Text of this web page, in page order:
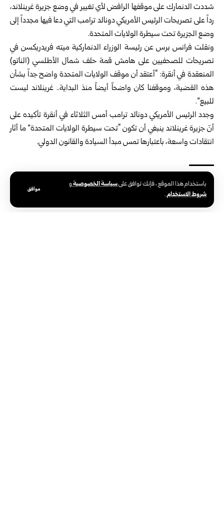
باستخدام هذا الموقع ، فإنك توافق علىسياسة الخصوصيةو
شروط الاستخدام.
موافق
شددت الدنمارك على موقفها الرافض لأي تغيير في وضع جزيرة غرينلاند،
رداً على تصريحات الرئيس الأمريكي دونالد ترامب التي دعا فيها مجدداً إلى
وضع الجزيرة تحت سيطرة الولايات المتحدة.
ونقلت فرانس برس عن رئيسة الوزراء الدنماركية ميته فريدريكسن في
تصريحات للصحفيين على هامش قمة حلف شمال الأطلسي (الناتو)
المنعقدة في أنقرة: “أعتقد أن موقف الولايات المتحدة واضح جداً بشأن
هذه القضية، وموقفنا كان واضحاً أيضاً منذ البداية.. غرينلاند ليست
للبيع”.
وجدد الرئيس الأمريكي دونالد ترامب أمس الثلاثاء في أنقرة تأكيده على
أنّ جزيرة غرينلاند ينبغي أن تكون “تحت سيطرة الولايات المتحدة” ما أثار
انتقادات واسعة، باعتبارها تمس مبدأ السيادة والقانون الدولي.
الوسوم: جزيرة غرينلاند رئيسة الوزراء الدنماركية ميته فريدريكسن